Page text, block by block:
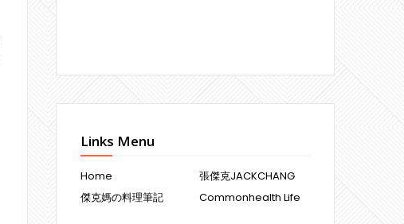
Links Menu
Home
張傑克JACKCHANG
傑克媽の料理筆記
Commonhealth Life